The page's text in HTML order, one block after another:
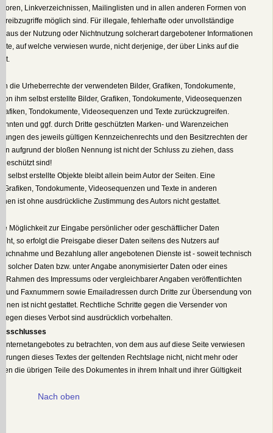
Linkverzeichnissen, Mailinglisten und in allen anderen Formen von
möglich sind. Für illegale, fehlerhafte oder unvollständige
aus der Nutzung oder Nichtnutzung solcherart dargebotener Informationen
auf welche verwiesen wurde, nicht derjenige, der über Links auf die
die Urheberrechte der verwendeten Bilder, Grafiken, Tondokumente,
ihm selbst erstellte Bilder, Grafiken, Tondokumente, Videosequenzen
Tondokumente, Videosequenzen und Texte zurückzugreifen.
und ggf. durch Dritte geschützten Marken- und Warenzeichen
des jeweils gültigen Kennzeichenrechts und den Besitzrechten der
aufgrund der bloßen Nennung ist nicht der Schluss zu ziehen, dass
sind!
selbst erstellte Objekte bleibt allein beim Autor der Seiten. Eine
Tondokumente, Videosequenzen und Texte in anderen
ist ohne ausdrückliche Zustimmung des Autors nicht gestattet.
Möglichkeit zur Eingabe persönlicher oder geschäftlicher Daten
so erfolgt die Preisgabe dieser Daten seitens des Nutzers auf
und Bezahlung aller angebotenen Dienste ist - soweit technisch
solcher Daten bzw. unter Angabe anonymisierter Daten oder eines
Rahmen des Impressums oder vergleichbarer Angaben veröffentlichten
und Faxnummern sowie Emailadressen durch Dritte zur Übersendung von
ist nicht gestattet. Rechtliche Schritte gegen die Versender von
dieses Verbot sind ausdrücklich vorbehalten.
zu betrachten, von dem aus auf diese Seite verwiesen
dieses Textes der geltenden Rechtslage nicht, nicht mehr oder
die übrigen Teile des Dokumentes in ihrem Inhalt und ihrer Gültigkeit
Nach oben